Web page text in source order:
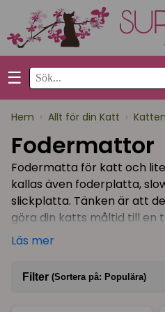
☰
Hem › Allt för din Katt ›
Fodermattor
Fodermatta för katt och
kallas även foderplatta,
slickplatta. Tänken är att
göra din katts måltid till en
upplevelse.
kanter gör att din katt
Läs mer
Filter (Sortera på: Populära)